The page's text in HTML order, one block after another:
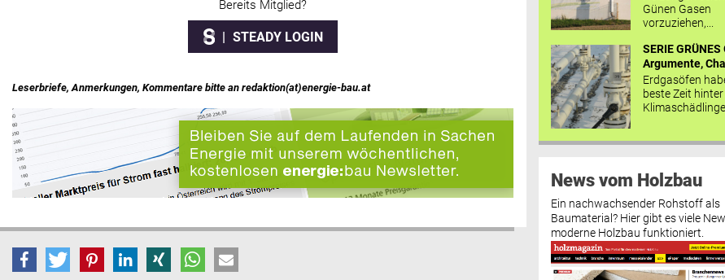
Bereits Mitglied?
STEADY LOGIN
Leserbriefe, Anmerkungen, Kommentare bitte an redaktion(at)energie-bau.at
Günen Gasen
vorzuziehen,...
SERIE
Argumente,
Erdgasöfen
beste Zeit
News vom Holzbau
Ein nachwachsender Rohstoff als
Baumaterial? Hier gibt es viele
moderne Holzbau funktioniert.